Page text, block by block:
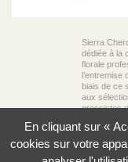
Sierra
dédiée à la
florale
l’entremise
biais de ce
aux
grossistes
incroyable
unique.
En cliquant sur «
cookies sur votre